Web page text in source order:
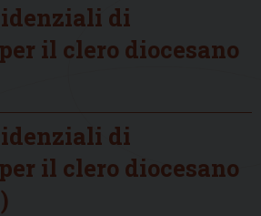
di
il clero diocesano
di
il clero diocesano